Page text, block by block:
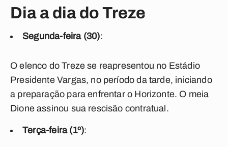
Dia a dia do Treze
Segunda-feira (30):
O elenco do Treze se reapresentou no Estádio
Presidente Vargas, no período da tarde, iniciando
a preparação para enfrentar o Horizonte. O meia
Dione assinou sua rescisão contratual.
Terça-feira (1º):